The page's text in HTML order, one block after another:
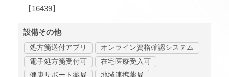
【16439】
設備その他
処方箋送付アプリ
オンライン資格確認システム
電子処方箋受付可
在宅医療受入可
健康サポート薬局
地域連携薬局